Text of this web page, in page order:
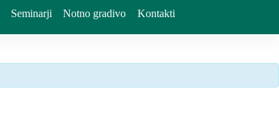
Seminarji Notno gradivo Kontakti